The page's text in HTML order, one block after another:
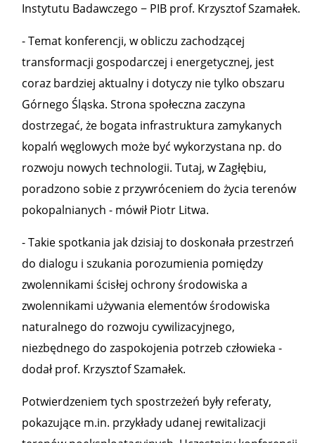
Instytutu Badawczego − PIB prof. Krzysztof Szamałek.
- Temat konferencji, w obliczu zachodzącej
transformacji gospodarczej i energetycznej, jest
coraz bardziej aktualny i dotyczy nie tylko obszaru
Górnego Śląska. Strona społeczna zaczyna
dostrzegać, że bogata infrastruktura zamykanych
kopalń węglowych może być wykorzystana np. do
rozwoju nowych technologii. Tutaj, w Zagłębiu,
poradzono sobie z przywróceniem do życia terenów
pokopalnianych - mówił Piotr Litwa.
- Takie spotkania jak dzisiaj to doskonała przestrzeń
do dialogu i szukania porozumienia pomiędzy
zwolennikami ścisłej ochrony środowiska a
zwolennikami używania elementów środowiska
naturalnego do rozwoju cywilizacyjnego,
niezbędnego do zaspokojenia potrzeb człowieka -
dodał prof. Krzysztof Szamałek.
Potwierdzeniem tych spostrzeżeń były referaty,
pokazujące m.in. przykłady udanej rewitalizacji